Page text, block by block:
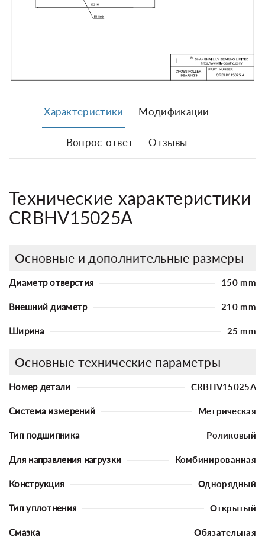
Характеристики Модификации
Вопрос-ответ Отзывы
Технические характеристики
CRBHV15025A
Основные и дополнительные размеры
Диаметр отверстия 150 mm
Внешний диаметр 210 mm
Ширина 25 mm
Основные технические параметры
Номер детали CRBHV15025A
Система измерений Метрическая
Тип подшипника Роликовый
Для направления нагрузки Комбинированная
Конструкция Однорядный
Тип уплотнения Открытый
Смазка Обязательная